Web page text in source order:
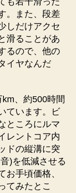
。また、段差
しだけアクセ
滑ることがあ
るので、他の
イヤなんだ
、約500時間
ています。ビ
ところにルマ
レントコア内
ドの縦溝に突
)を低減させる
お手頃価格、
てみたとこ